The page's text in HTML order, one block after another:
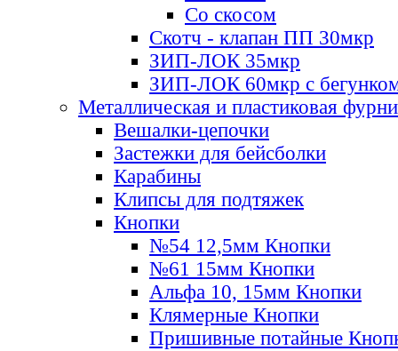
Со скосом
Скотч - клапан ПП 30мкр
ЗИП-ЛОК 35мкр
ЗИП-ЛОК 60мкр с
Металлическая и пластиковая
Вешалки-цепочки
Застежки для бейсболки
Карабины
Клипсы для подтяжек
Кнопки
№54 12,5мм Кнопки
№61 15мм Кнопки
Альфа 10, 15мм Кнопки
Клямерные Кнопки
Пришивные потайные